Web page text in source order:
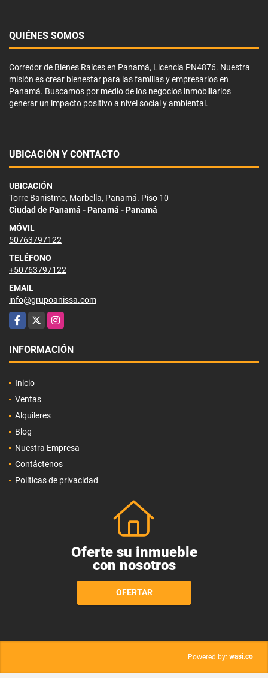
QUIÉNES SOMOS
Corredor de Bienes Raíces en Panamá, Licencia PN4876. Nuestra
misión es crear bienestar para las familias y empresarios en
Panamá. Buscamos por medio de los negocios inmobiliarios
generar un impacto positivo a nivel social y ambiental.
UBICACIÓN Y CONTACTO
UBICACIÓN
Torre Banistmo, Marbella, Panamá. Piso 10
Ciudad de Panamá - Panamá - Panamá
MÓVIL
50763797122
TELÉFONO
+50763797122
EMAIL
info@grupoanissa.com
Facebook
X Instagram
INFORMACIÓN
Inicio
Ventas
Alquileres
Blog
Nuestra Empresa
Contáctenos
Políticas de privacidad
Oferte su inmueble
con nosotros
OFERTAR
Powered by: wasi.co